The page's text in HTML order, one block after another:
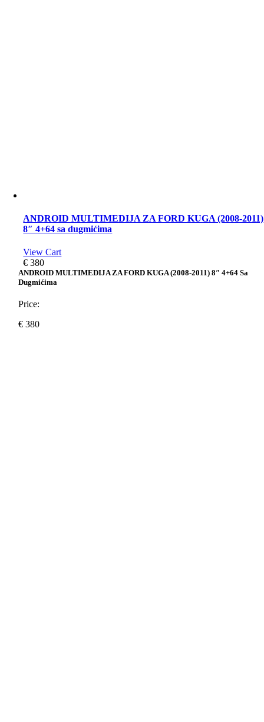
ANDROID MULTIMEDIJA ZA FORD KUGA (2008-2011)
8″ 4+64 sa dugmićima
View Cart
€ 380
ANDROID MULTIMEDIJA ZA FORD KUGA (2008-2011) 8″ 4+64 Sa
Dugmićima
Price:
€ 380